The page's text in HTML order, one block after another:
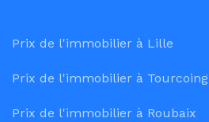
Prix de l'immobilier à Lille
Prix de l'immobilier à Tourcoing
Prix de l'immobilier à Roubaix